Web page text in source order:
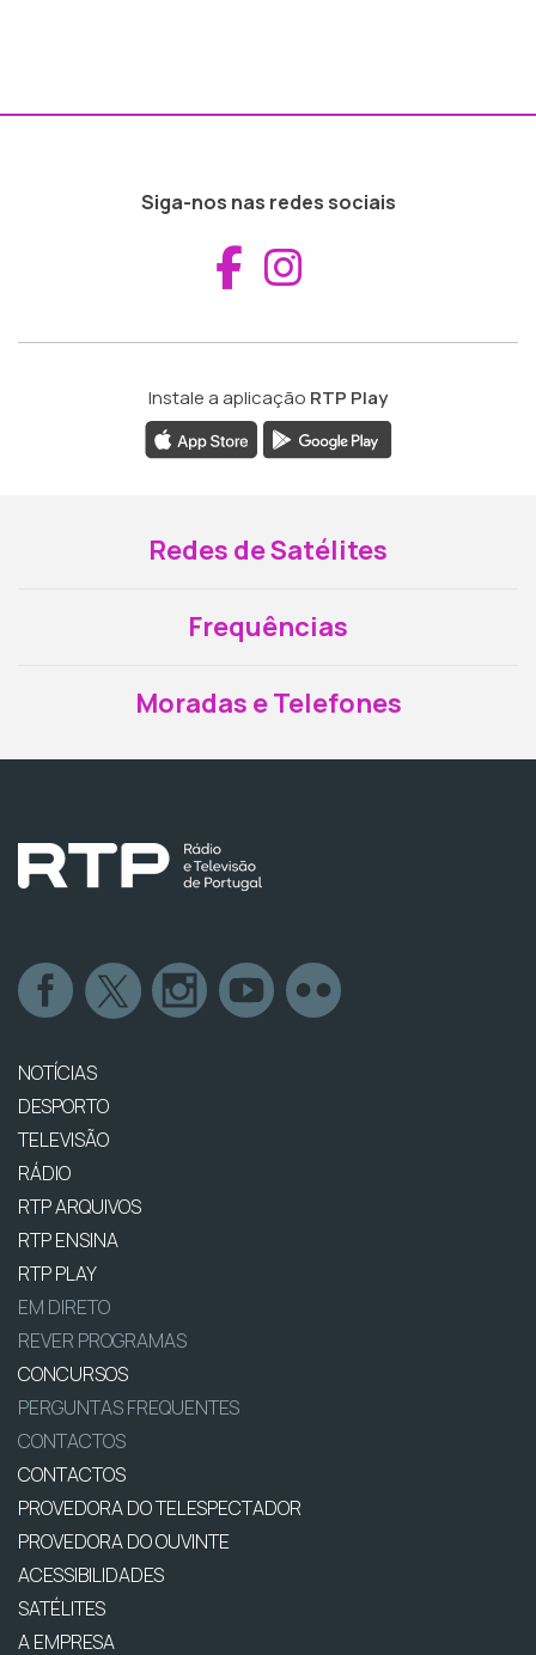
Siga-nos nas redes sociais
Aceder ao
Instale a aplicação RTP Play
Redes de Satélites
Frequências
Moradas e Telefones
NOTÍCIAS
DESPORTO
TELEVISÃO
RÁDIO
RTP ARQUIVOS
RTP ENSINA
RTP PLAY
EM DIRETO
REVER PROGRAMAS
CONCURSOS
PERGUNTAS FREQUENTES
CONTACTOS
CONTACTOS
PROVEDORA DO TELESPECTADOR
PROVEDORA DO OUVINTE
ACESSIBILIDADES
SATÉLITES
A EMPRESA